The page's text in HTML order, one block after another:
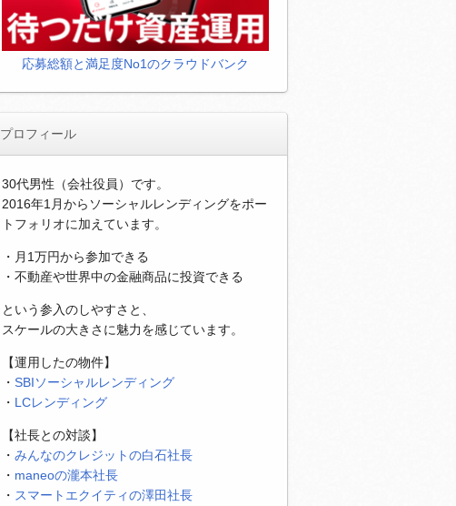
応募総額と満足度No1のクラウドバンク
プロフィール
30代男性（会社役員）です。
2016年1月からソーシャルレンディングをポー
トフォリオに加えています。
・月1万円から参加できる
・不動産や世界中の金融商品に投資できる
という参入のしやすさと、
スケールの大きさに魅力を感じています。
【運用したの物件】
・ SBIソーシャルレンディング
・ LCレンディング
【社長との対談】
・ みんなのクレジットの白石社長
・ maneoの瀧本社長
・ スマートエクイティの澤田社長